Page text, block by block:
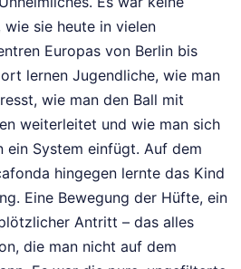
sie heute in vielen
Europas von Berlin bis
lernen Jugendliche, wie man
wie man den Ball mit
weiterleitet und wie man sich
System einfügt. Auf dem
hingegen lernte das Kind
Eine Bewegung der Hüfte, ein
Antritt – das alles
die man nicht auf dem